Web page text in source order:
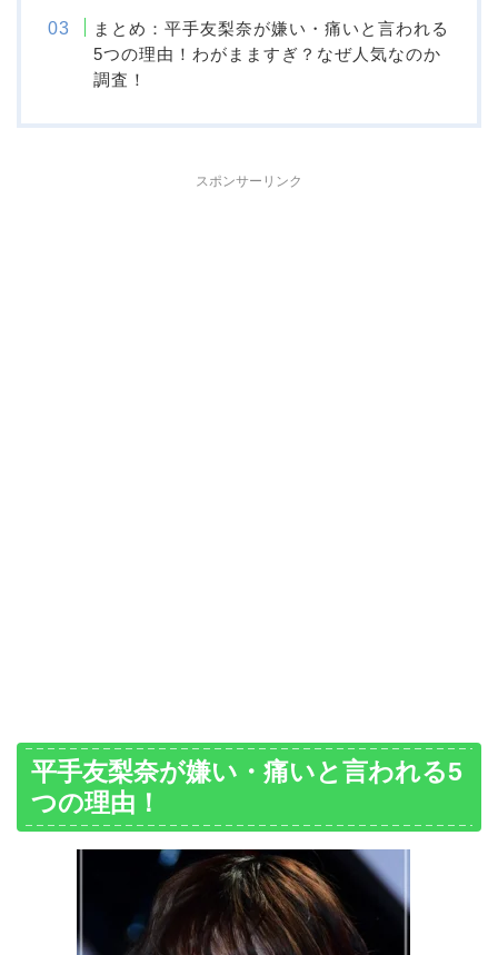
まとめ：平手友梨奈が嫌い・痛いと言われる
5つの理由！わがまますぎ？なぜ人気なのか
調査！
スポンサーリンク
平手友梨奈が嫌い・痛いと言われる5
つの理由！